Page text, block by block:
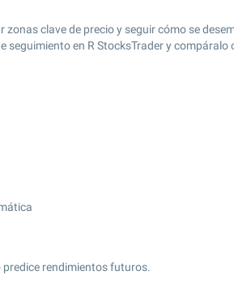
clave de precio y seguir cómo se
seguimiento en R StocksTrader y
predice rendimientos futuros.